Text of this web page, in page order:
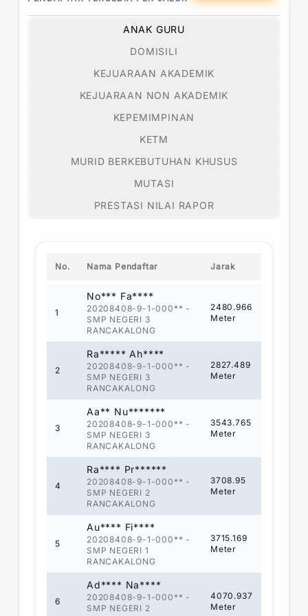
ANAK GURU
DOMISILI
KEJUARAAN AKADEMIK
KEJUARAAN NON AKADEMIK
KEPEMIMPINAN
KETM
MURID BERKEBUTUHAN KHUSUS
MUTASI
PRESTASI NILAI RAPOR
No. Nama Pendaftar Jarak
1
No*** Fa****
20208408-9-1-000** -
SMP NEGERI 3
RANCAKALONG
2480.966
Meter
2
Ra***** Ah****
20208408-9-1-000** -
SMP NEGERI 3
RANCAKALONG
2827.489
Meter
3
Aa** Nu*******
20208408-9-1-000** -
SMP NEGERI 3
RANCAKALONG
3543.765
Meter
4
Ra**** Pr******
20208408-9-1-000** -
SMP NEGERI 2
RANCAKALONG
3708.95
Meter
5
Au**** Fi****
20208408-9-1-000** -
SMP NEGERI 1
RANCAKALONG
3715.169
Meter
6
Ad**** Na****
20208408-9-1-000** -
SMP NEGERI 2
4070.937
Meter